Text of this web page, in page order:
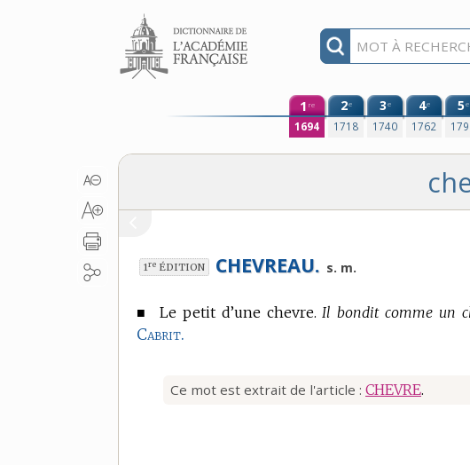
Aller au contenu
1 re
1694
2e
1718
3e
1740
4e
1762
5e
1re ÉDITION CHEVREAU. s. m.
■Le petit d’une chevre. Il bondit comme un
Cabrit.
Ce mot est extrait de l'article : CHEVRE.